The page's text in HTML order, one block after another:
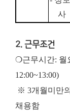
사
2. 근무조건
❍근무시간: 월
12:00~13:00)
※ 3개월미만
채용함